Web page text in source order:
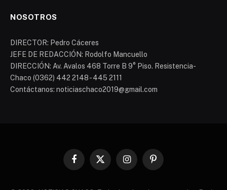
NOSOTROS
DIRECTOR: Pedro Cáceres
JEFE DE REDACCIÓN: Rodolfo Mancuello
DIRECCIÓN: Av. Avalos 468 Torre B 9° Piso. Resistencia-
Chaco (0362) 442 2148 - 445 2111
Contáctanos: noticiaschaco2019@gmail.com
Facebook
X
InstagramPinterest